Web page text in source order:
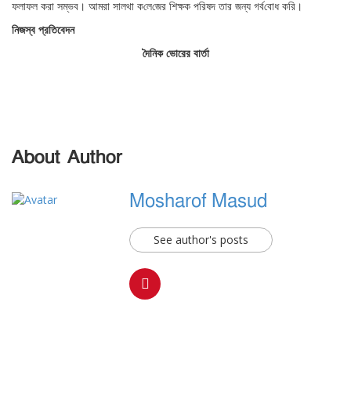
ফলাফল করা সম্ভব। আমরা সালথা ক‌লে‌জের শিক্ষক প‌রিষদ তার জন্য গর্ব‌বোধ ক‌রি।
নিজস্ব প্রতিবেদন
দৈনিক ভোরের বার্তা
About Author
Mosharof Masud
See author's posts